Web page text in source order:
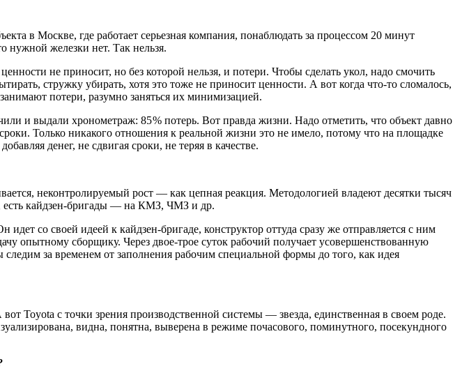
в Москве, где работает серьезная компания, понаблюдать за процессом 20 минут
нужной железки нет. Так нельзя.
не приносит, но без которой нельзя, и потери. Чтобы сделать укол, надо смочить
стружку убирать, хотя это тоже не приносит ценности. А вот когда что-то сломалось,
потери, разумно заняться их минимизацией.
и выдали хронометраж: 85 % потерь. Вот правда жизни. Надо отметить, что объект давно
Только никакого отношения к реальной жизни это не имело, потому что на площадке
денег, не сдвигая сроки, не теряя в качестве.
неконтролируемый рост — ​как цепная реакция. Методологией владеют десятки тысяч
есть кайдзен-бригады — ​на КМЗ, ЧМЗ и др.
со своей идеей к кайдзен-бригаде, конструктор оттуда сразу же отправляется с ним
опытному сборщику. Через двое-трое суток рабочий получает усовершенствованную
за временем от заполнения рабочим специальной формы до того, как идея
Toyota с точки зрения производственной системы — ​звезда, единственная в своем роде.
видна, понятна, выверена в режиме почасового, поминутного, посекундного